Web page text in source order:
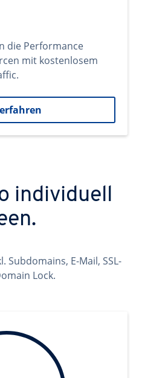
die Performance
mit kostenlosem
individuell
Subdomains, E-Mail, SSL-
Lock.